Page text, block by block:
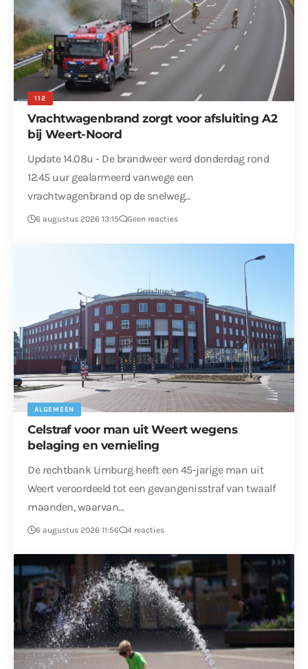
112
Vrachtwagenbrand zorgt voor afsluiting A2
bij Weert-Noord
Update 14.08u - De brandweer werd donderdag rond
12.45 uur gealarmeerd vanwege een
vrachtwagenbrand op de snelweg…
6 augustus 2026 13:15 Geen reacties
ALGEMEEN
Celstraf voor man uit Weert wegens
belaging en vernieling
De rechtbank Limburg heeft een 45-jarige man uit
Weert veroordeeld tot een gevangenisstraf van twaalf
maanden, waarvan…
6 augustus 2026 11:56 4 reacties